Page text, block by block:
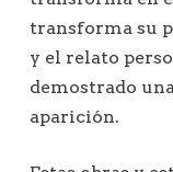
transforma su
y el relato
demostrado
aparición.